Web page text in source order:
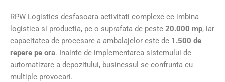
RPW Logistics desfasoara activitati complexe ce imbina
logistica si productia, pe o suprafata de peste 20.000 mp, iar
capacitatea de procesare a ambalajelor este de 1.500 de
repere pe ora. Inainte de implementarea sistemului de
automatizare a depozitului, businessul se confrunta cu
multiple provocari.